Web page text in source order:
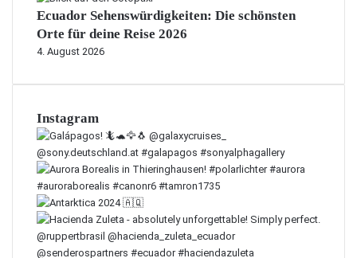
Ecuador Sehenswürdigkeiten: Die schönsten
Orte für deine Reise 2026
4. August 2026
Instagram